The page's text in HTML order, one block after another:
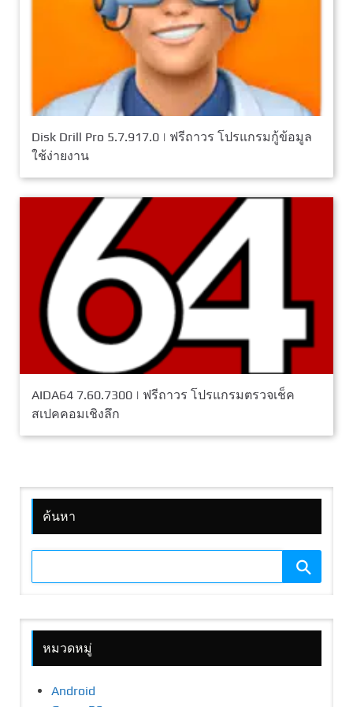
Disk Drill Pro 5.7.917.0 | ฟรีถาวร โปรแกรมกู้ข้อมูล
ใช้ง่ายงาน
AIDA64 7.60.7300 | ฟรีถาวร โปรแกรมตรวจเช็ค
สเปคคอมเชิงลึก
ค้นหา
หมวดหมู่
Android